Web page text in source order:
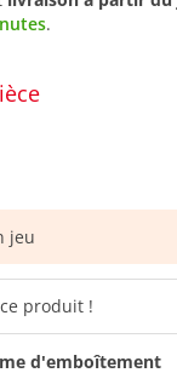
.
jeu
produit !
d'emboîtement